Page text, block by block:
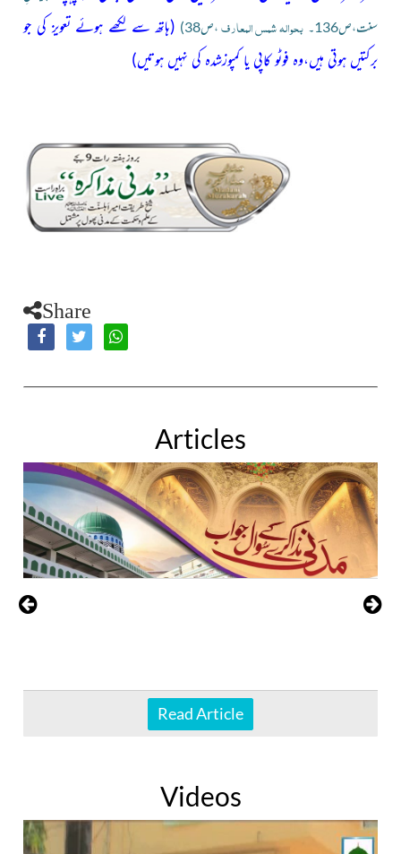
سنت،ص136۔
بحوالہ شمس المعارف ،ص38)
(ہاتھ سے لکھے ہوئے تعویز کی جو
برکتیں ہوتی ہیں،وہ فوٹو کاپی یا کمپوزشدہ کی نہیں ہوتیں)
Share
Articles
Read Article
Videos